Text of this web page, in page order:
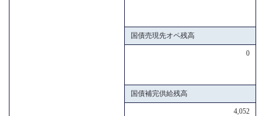
国債売現先オペ残高
0
国債補完供給残高
4,052